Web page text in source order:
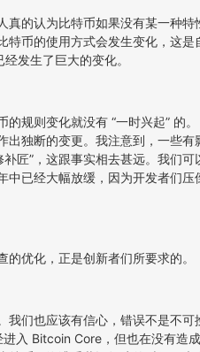
真的认为比特币如果没有某一种特
特币的使用方式会发生变化，这是
发生了巨大的变化。
规则变化就没有 “一时兴起” 的。
出独断的变更。我注意到，一些有
匠”，这跟事实相去甚远。我们可
中已经大幅放缓，因为开发者们压
优化，正是创新者们所要求的。
我们也应该有信心，错误不是不可
进入 Bitcoin Core，但也在没有造成